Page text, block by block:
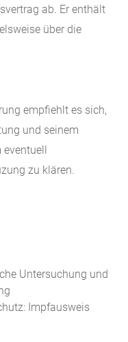
ab. Er enthält
über die
empfiehlt es sich,
und seinem
zu klären.
Untersuchung und
Impfausweis